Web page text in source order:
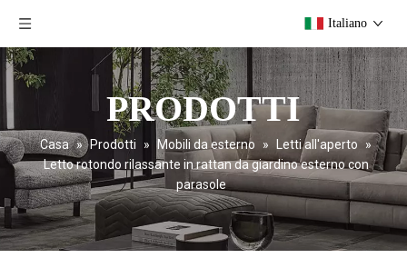
Italiano
PRODOTTI
Casa » Prodotti » Mobili da esterno » Letti all'aperto
»
Letto rotondo rilassante in rattan da giardino esterno con
parasole